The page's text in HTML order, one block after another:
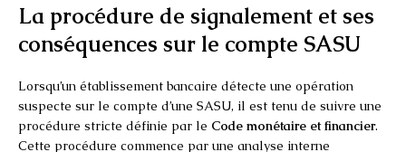
La procédure de signalement et ses
conséquences sur le compte SASU
Lorsqu’un établissement bancaire détecte une opération
suspecte sur le compte d’une SASU, il est tenu de suivre une
procédure stricte définie par le Code monétaire et financier.
Cette procédure commence par une analyse interne